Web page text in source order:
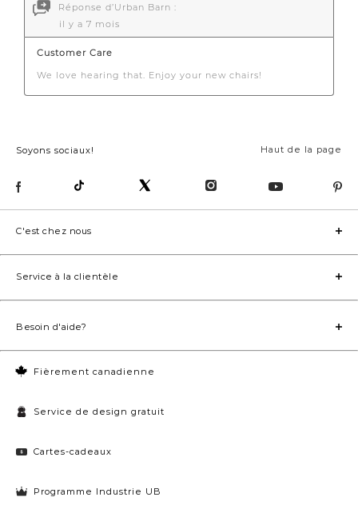
Haut de la page
Soyons sociaux!
Fièrement canadienne
Service de design gratuit
Cartes-cadeaux
Programme Industrie UB
C'est chez nous
Service à la clientèle
Besoin d'aide?